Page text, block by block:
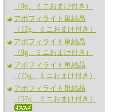
（9g、ミニおまけ付き）
アポフィライト単結晶
（12g、ミニおまけ付き）
アポフィライト単結晶
（9g、ミニおまけ付き）
アポフィライト単結晶
（75g、ミニおまけ付き）
アポフィライト単結晶
（57g、ミニおまけ付き）